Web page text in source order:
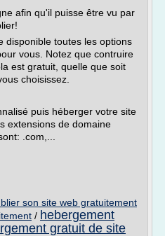
afin qu'il puisse être vu par
disponible toutes les options
vous. Notez que contruire
est gratuit, quelle que soit
choisissez.
puis héberger votre site
extensions de domaine
.com,...
son site web gratuitement
/ hebergement
gratuit de site